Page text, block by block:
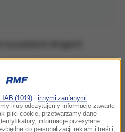
(w Dywitach):
największej olsztyńskiej
IAB (1019) i innymi zaufanymi
i/lub odczytujemy informacje zawarte
pliki cookie, przetwarzamy dane
informacje przesyłane
do personalizacji reklam i treści,